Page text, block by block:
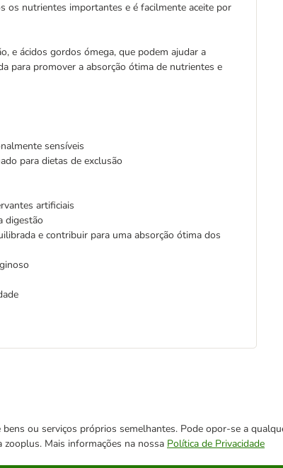
os nutrientes importantes e é facilmente aceite por
e ácidos gordos ómega, que podem ajudar a
para promover a absorção ótima de nutrientes e
sensíveis
para dietas de exclusão
artificiais
digestão
e contribuir para uma absorção ótima dos
ou serviços próprios semelhantes. Pode opor-se a
Mais informações na nossa Política de Privacidade